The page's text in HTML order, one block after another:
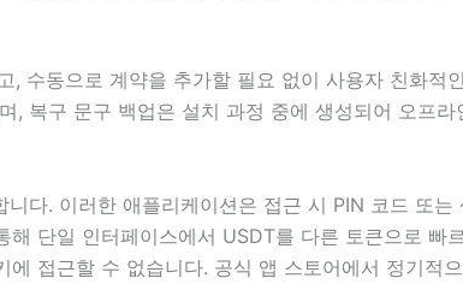
수동으로 계약을 추가할 필요 없이 사용자 친화적
, 복구 문구 백업은 설치 과정 중에 생성되어 오프라
다. 이러한 애플리케이션은 접근 시 PIN 코드 또는
단일 인터페이스에서 USDT를 다른 토큰으로 빠
접근할 수 없습니다. 공식 앱 스토어에서 정기적